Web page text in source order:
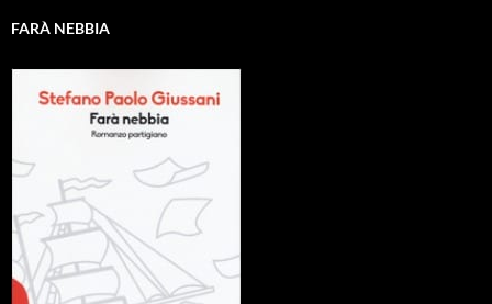
FARÀ NEBBIA